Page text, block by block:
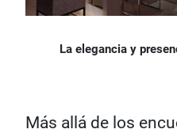
La elegancia y
Más allá de los